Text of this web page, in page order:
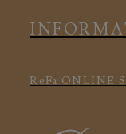
ReFa ONLINE